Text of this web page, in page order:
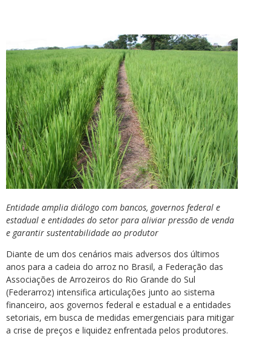
Entidade amplia diálogo com bancos, governos federal e
estadual e entidades do setor para aliviar pressão de venda
e garantir sustentabilidade ao produtor
Diante de um dos cenários mais adversos dos últimos
anos para a cadeia do arroz no Brasil, a Federação das
Associações de Arrozeiros do Rio Grande do Sul
(Federarroz) intensifica articulações junto ao sistema
financeiro, aos governos federal e estadual e a entidades
setoriais, em busca de medidas emergenciais para mitigar
a crise de preços e liquidez enfrentada pelos produtores.